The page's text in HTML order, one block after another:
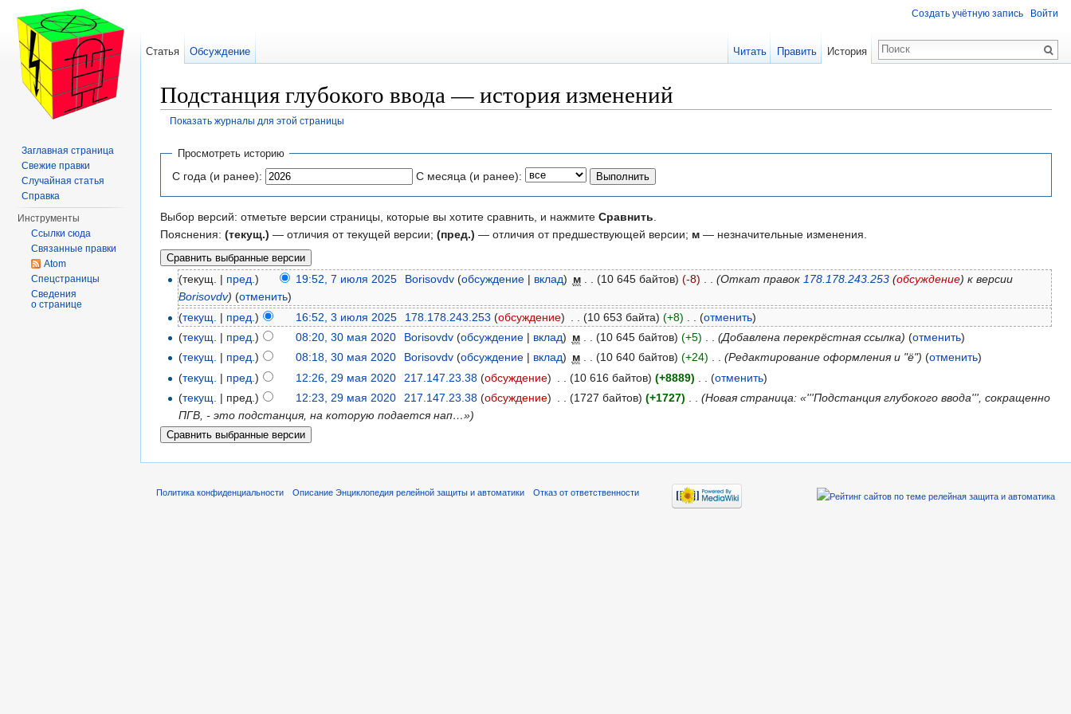
Подстанция глубокого ввода — история изменений
Показать журналы для этой страницы
Просмотреть историю
С года (и ранее): С месяца (и ранее):
Выбор версий: отметьте версии страницы, которые вы хотите сравнить, и нажмите Сравнить
Пояснения: (текущ.) — отличия от текущей версии; (пред.) — отличия от предшествующей версии; м — незначительные изменения.
(текущ. | пред.) 19:52, 7 июля 2025 Borisovdv (обсуждение| вклад) м (10 645 байтов) (-8) (Откат правок 178.178.243.253(обсуждение) к версии
Borisovdv) (отменить)
(текущ. | пред.) 16:52, 3 июля 2025 178.178.243.253 (обсуждение) (10 653 байта) (+8) (отменить)
(текущ. | пред.) 08:20, 30 мая 2020 Borisovdv (обсуждение| вклад) м (10 645 байтов) (+5) (Добавлена перекрёстная ссылка) (отменить)
(текущ. | пред.) 08:18, 30 мая 2020 Borisovdv (обсуждение| вклад) м . . (10 640 байтов) (+24) . . (Редактирование оформления и "ё") (отменить)
(текущ. | пред.) 12:26, 29 мая 2020 217.147.23.38 (обсуждение) (10 616 байтов) (+8889) (отменить)
(текущ. | пред.) 12:23, 29 мая 2020 217.147.23.38 (обсуждение) (1727 байтов) (+1727)
(Новая страница: «'''Подстанция глубокого ввода''', сокращенно
ПГВ, - это подстанция, на которую подается нап…»)
Создать учётную запись Войти
Статья Обсуждение Читать Править История
Заглавная страница
Свежие правки
Случайная статья
Справка
Инструменты
Ссылки сюда
Связанные правки
Atom
Спецстраницы
Сведения
о странице
Политика конфиденциальности Описание Энциклопедия релейной защиты и автоматики Отказ от ответственности